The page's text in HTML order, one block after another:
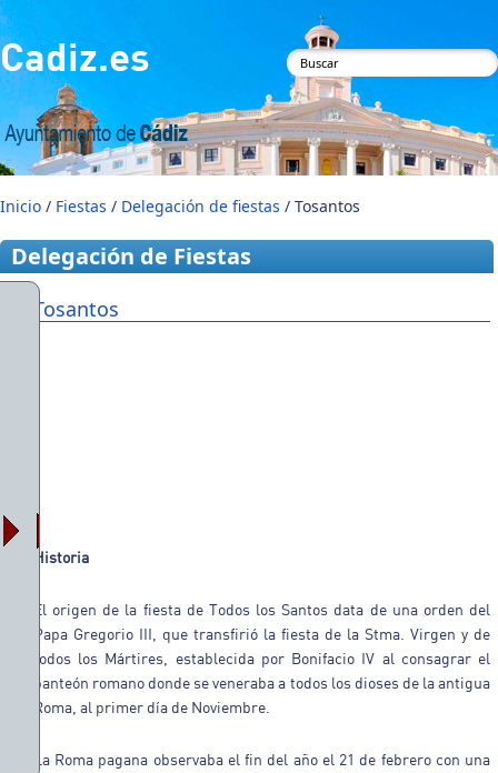
Pasar al contenido principal
Cadiz.es
Formulario de
búsqueda
Inicio / Fiestas / Delegación de fiestas / Tosantos
Delegación de Fiestas
Tosantos
Historia
El origen de la fiesta de Todos los Santos data de una orden del
Papa Gregorio III, que transfirió la fiesta de la Stma. Virgen y de
todos los Mártires, establecida por Bonifacio IV al consagrar el
panteón romano donde se veneraba a todos los dioses de la antigua
Roma, al primer día de Noviembre.
La Roma pagana observaba el fin del año el 21 de febrero con una